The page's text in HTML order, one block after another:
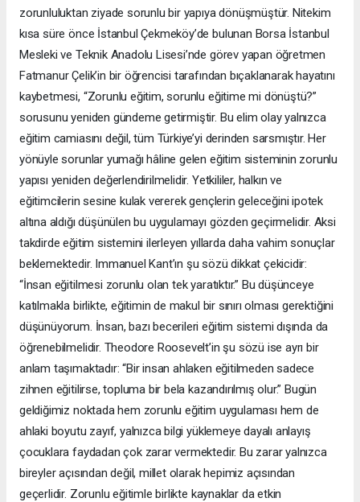
zorunluluktan ziyade sorunlu bir yapıya dönüşmüştür. Nitekim
kısa süre önce İstanbul Çekmeköy’de bulunan Borsa İstanbul
Mesleki ve Teknik Anadolu Lisesi’nde görev yapan öğretmen
Fatmanur Çelik’in bir öğrencisi tarafından bıçaklanarak hayatını
kaybetmesi, “Zorunlu eğitim, sorunlu eğitime mi dönüştü?”
sorusunu yeniden gündeme getirmiştir. Bu elim olay yalnızca
eğitim camiasını değil, tüm Türkiye’yi derinden sarsmıştır. Her
yönüyle sorunlar yumağı hâline gelen eğitim sisteminin zorunlu
yapısı yeniden değerlendirilmelidir. Yetkililer, halkın ve
eğitimcilerin sesine kulak vererek gençlerin geleceğini ipotek
altına aldığı düşünülen bu uygulamayı gözden geçirmelidir. Aksi
takdirde eğitim sistemini ilerleyen yıllarda daha vahim sonuçlar
beklemektedir. Immanuel Kant’ın şu sözü dikkat çekicidir:
“İnsan eğitilmesi zorunlu olan tek yaratıktır.” Bu düşünceye
katılmakla birlikte, eğitimin de makul bir sınırı olması gerektiğini
düşünüyorum. İnsan, bazı becerileri eğitim sistemi dışında da
öğrenebilmelidir. Theodore Roosevelt’in şu sözü ise ayrı bir
anlam taşımaktadır: “Bir insan ahlaken eğitilmeden sadece
zihnen eğitilirse, topluma bir bela kazandırılmış olur.” Bugün
geldiğimiz noktada hem zorunlu eğitim uygulaması hem de
ahlaki boyutu zayıf, yalnızca bilgi yüklemeye dayalı anlayış
çocuklara faydadan çok zarar vermektedir. Bu zarar yalnızca
bireyler açısından değil, millet olarak hepimiz açısından
geçerlidir. Zorunlu eğitimle birlikte kaynaklar da etkin